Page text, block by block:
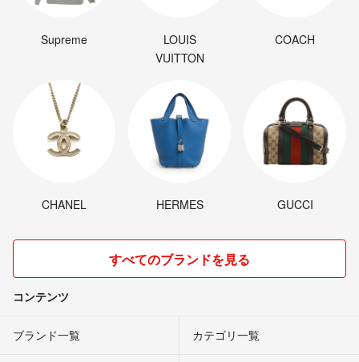
Supreme
LOUIS
VUITTON
COACH
CHANEL HERMES GUCCI
すべてのブランドを見る
コンテンツ
ブランド一覧 カテゴリ一覧